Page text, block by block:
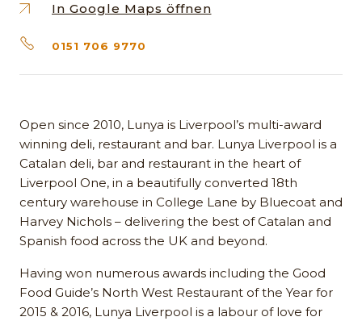
In Google Maps öffnen
0151 706 9770
Open since 2010, Lunya is Liverpool’s multi-award
winning deli, restaurant and bar. Lunya Liverpool is a
Catalan deli, bar and restaurant in the heart of
Liverpool One, in a beautifully converted 18th
century warehouse in College Lane by Bluecoat and
Harvey Nichols – delivering the best of Catalan and
Spanish food across the UK and beyond.
Having won numerous awards including the Good
Food Guide’s North West Restaurant of the Year for
2015 & 2016, Lunya Liverpool is a labour of love for